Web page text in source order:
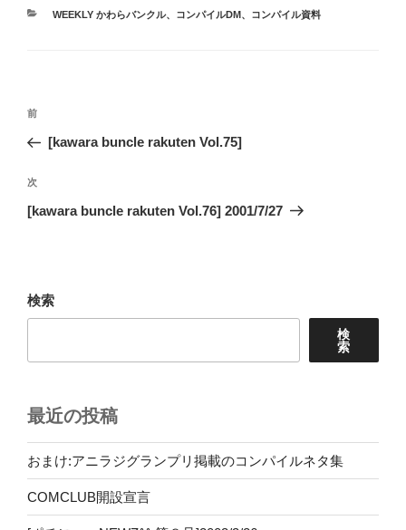
カ
WEEKLY かわらバンクル、 コンパイルDM 、 コンパイル資料
投
ナ
ビ
ゲ
ン
前
の
稿
前
[kawara buncle rakuten Vol.75]
次
の
次
[kawara buncle rakuten Vol.76] 2001/7/27
検索
検
索
最近の投稿
おまけ:アニラジグランプリ掲載のコンパイルネタ集
COMCLUB開設宣言